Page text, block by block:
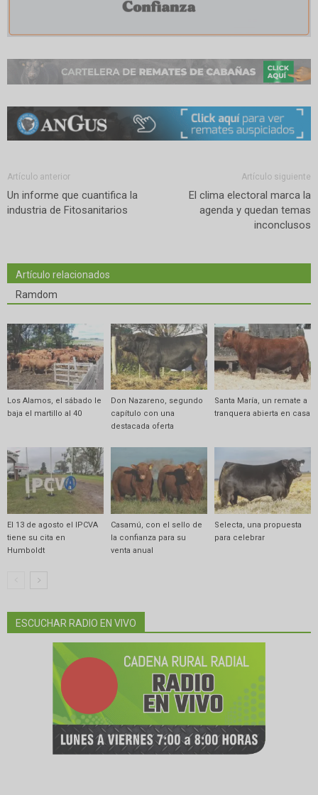
Artículo anterior
Un informe que cuantifica la
industria de Fitosanitarios
Artículo siguiente
El clima electoral marca la
agenda y quedan temas
inconclusos
Artículo relacionados
Ramdom
Los Alamos, el sábado le
baja el martillo al 40
Don Nazareno, segundo
capítulo con una
destacada oferta
Santa María, un remate a
tranquera abierta en casa
El 13 de agosto el IPCVA
tiene su cita en
Humboldt
Casamú, con el sello de
la confianza para su
venta anual
Selecta, una propuesta
para celebrar
ESCUCHAR RADIO EN VIVO